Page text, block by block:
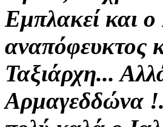
Εμπλακεί και
αναπόφευκτος
Ταξιάρχη...
Αρμαγεδδώνα